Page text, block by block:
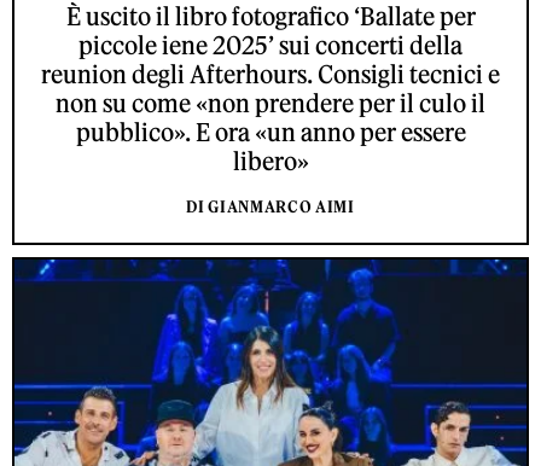
È uscito il libro fotografico ‘Ballate per
piccole iene 2025’ sui concerti della
reunion degli Afterhours. Consigli tecnici e
non su come «non prendere per il culo il
pubblico». E ora «un anno per essere
libero»
DI GIANMARCO AIMI